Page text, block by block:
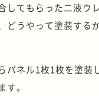
してもらった二液ウ
どうやって塗装する
パネル1枚1枚を塗装
す。